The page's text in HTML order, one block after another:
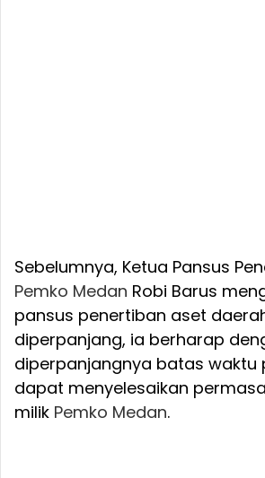
Sebelumnya, Ketua Pansus
Pemko Medan Robi Barus
pansus penertiban aset
diperpanjang, ia berharap
diperpanjangnya batas waktu
dapat menyelesaikan
milik Pemko Medan.